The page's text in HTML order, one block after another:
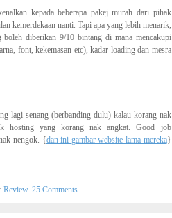
kepada beberapa pakej murah dari pihak
kemerdekaan nanti. Tapi apa yang lebih menarik,
boleh diberikan 9/10 bintang di mana mencakupi
font, kekemasan etc), kadar loading dan mesra
lagi senang (berbanding dulu) kalau korang nak
hosting yang korang nak angkat. Good job
nengok. {dan ini gambar website lama mereka}
Review. 25 Comments.